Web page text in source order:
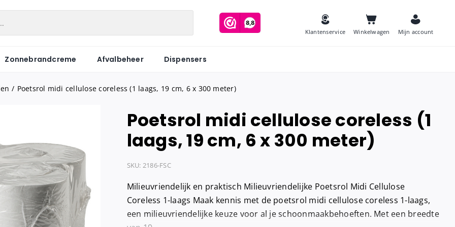
Klantenservice Winkelwagen Mijn account
Motion
Centerfeed
Coreless
Keukenrol
Hygiënezakjes
Maandverband
Hygiënebak navulling
Hygienezakjes houder
Zeep
Toiletborstels
Babyverschoontafels
Industriepapier
Onderzoeksbankrollen
Tissues
Zonnebrandcreme Afvalbeheer Dispensers
Poetsrol midi cellulose coreless (1 laags, 19 cm, 6 x 300 meter)
Poetsrol midi cellulose coreless (1
laags, 19 cm, 6 x 300 meter)
SKU: 2186-FSC
Milieuvriendelijk en praktisch Milieuvriendelijke Poetsrol Midi Cellulose
Coreless 1-laags Maak kennis met de poetsrol midi cellulose coreless 1-laags,
een milieuvriendelijke keuze voor al je schoonmaakbehoeften. Met een breedte